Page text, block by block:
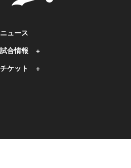
ニュース
試合情報
チケット